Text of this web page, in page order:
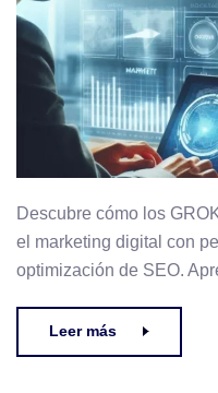
Descubre cómo los
el marketing digital con
optimización de SEO.
Leer más